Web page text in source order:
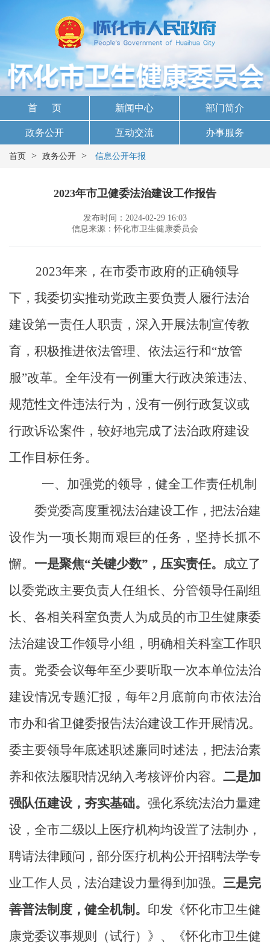
首 页 新闻中心 部门简介
政务公开 互动交流 办事服务
首页 > 政务公开 > 信息公开年报
2023年市卫健委法治建设工作报告
发布时间：2024-02-29 16:03
信息来源：怀化市卫生健康委员会
2023年来 ，在市委市政府的正确领导
下，我委切实推动党政主要负责人履行法治
建设第一责任人职责，深入开展法制宣传教
育，积极推进依法管理、依法运行和“放管
服”改革。全年没有一例重大行政决策违法、
规范性文件违法行为，没有一例行政复议或
行政诉讼案件， 较好地完成了法治政府建设
工作目标任务。
一、 加强党的领导 ，健全工作责任机制
委党委高度重视法治建设工作，把法治建
设作为一项长期而艰巨的任务，坚持长抓不
懈。 一是聚焦“关键少数”，压实责任。 成立了
以委党政主要负责人任组长、分管领导任副组
长、各相关科室负责人为成 员的市卫生健康委
法治建设工作领导小组，明确相关科室工作职
责。党委会议每年至少要听取一次本单位法治
建设情况专题汇报，每年2月底前向市依法治
市办和省卫健委报告法治建设工作开展情况。
委主要领导年底述职述廉同时述法，把法治素
养和依法履职情况纳入考核评价内容。二是加
强队伍建设，夯实基础。 强化系统法治力量建
设， 全市二级以上医疗机构均设置了法制办，
聘请法律顾问，部分医疗机构公开招聘法学专
业工作人员，法治建设力量得到加强。三是完
善普法制度，健全机制。 印发《怀化市卫生健
康党委议事规则（试行）》、《怀化市卫生健